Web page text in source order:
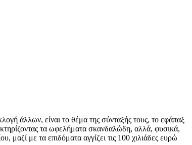
άλλων, είναι το θέμα της σύνταξής τους, το εφάπαξ
τα ωφελήματα σκανδαλώδη, αλλά, φυσικά,
με τα επιδόματα αγγίζει τις 100 χιλιάδες ευρώ